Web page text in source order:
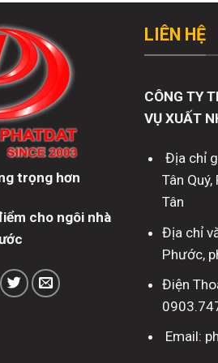
trọng hơn
cho ngôi nhà
LIÊN HỆ
CÔNG TY
VỤ XUẤT
Địa chỉ
Tân
Tân
Địa chỉ
Phước,
Điện
Email: